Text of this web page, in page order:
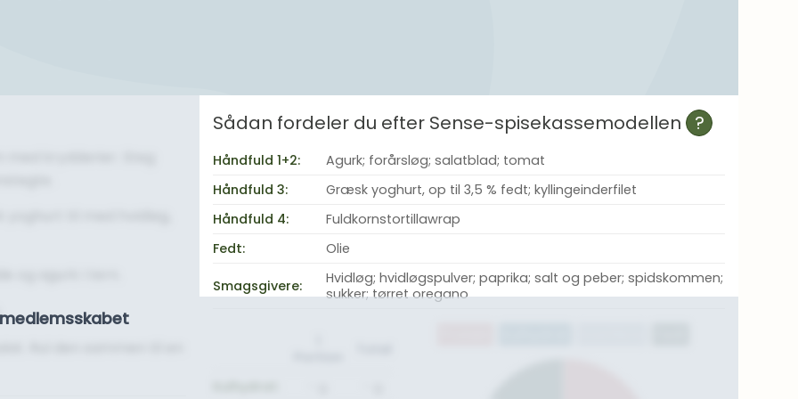
Sådan fordeler du efter Sense-spisekassemodellen ?
Håndfuld 1+2:
Agurk; forårsløg; salatblad; tomat
Håndfuld 3:
Græsk yoghurt, op til 3,5 % fedt; kyllingeinderfilet
Håndfuld 4:
Fuldkornstortillawrap
Fedt:
Olie
Smagsgivere:
Hvidløg; hvidløgspulver; paprika; salt og peber; spidskommen;
sukker; tørret oregano